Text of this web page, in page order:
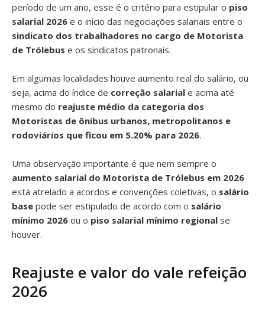
período de um ano, esse é o critério para estipular o piso
salarial 2026 e o início das negociações salariais entre o
sindicato dos trabalhadores no cargo de Motorista
de Trólebus e os sindicatos patronais.
Em algumas localidades houve aumento real do salário, ou
seja, acima do índice de correção salarial e acima até
mesmo do reajuste médio da categoria dos
Motoristas de ônibus urbanos, metropolitanos e
rodoviários que ficou em 5.20% para 2026.
Uma observação importante é que nem sempre o
aumento salarial do Motorista de Trólebus em 2026
está atrelado a acordos e convenções coletivas, o salário
base pode ser estipulado de acordo com o salário
mínimo 2026 ou o piso salarial mínimo regional se
houver.
Reajuste e valor do vale refeição
2026